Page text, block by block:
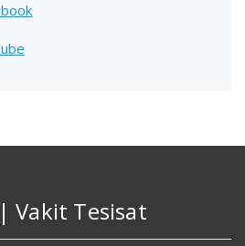
Vakit Tesisat